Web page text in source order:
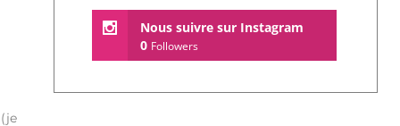
Nous suivre sur Instagram
0 Followers